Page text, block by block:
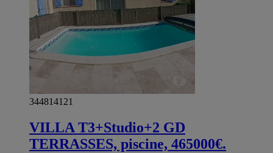
344814121
VILLA T3+Studio+2 GD
TERRASSES, piscine, 465000€.